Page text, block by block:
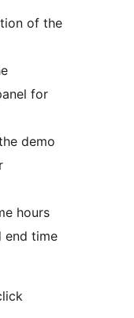
of the
for
demo
hours
end time